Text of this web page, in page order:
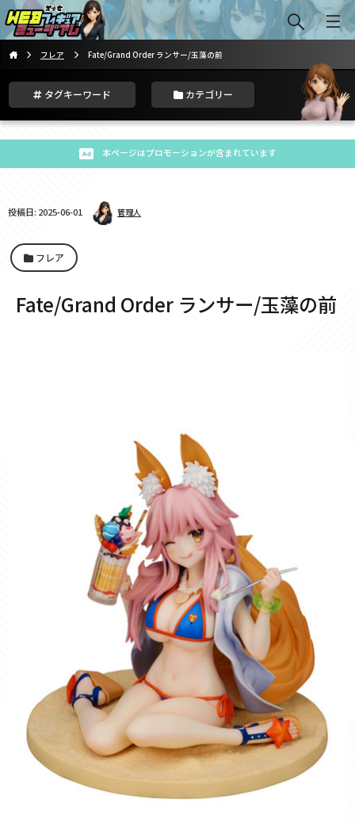
フレア Fate/Grand Order ランサー/玉藻の前
タグキーワード カテゴリー
本ページはプロモーションが含まれています
投稿日: 2025-06-01 管理人
フレア
Fate/Grand Order ランサー/玉藻の前